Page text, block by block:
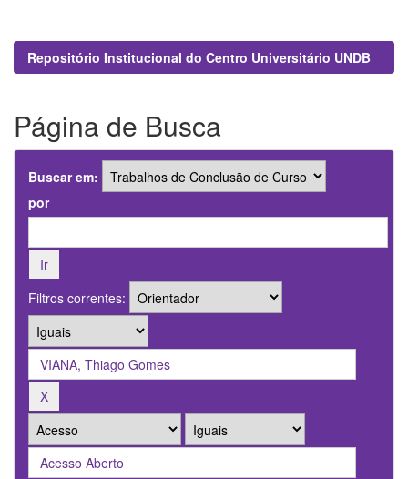
Repositório Institucional do Centro Universitário UNDB
Página de Busca
Buscar em:
por
Filtros correntes: